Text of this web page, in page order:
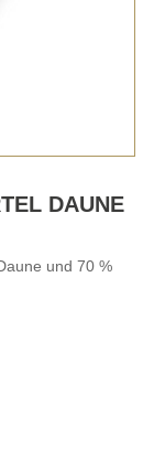
DAUNE
und 70 %